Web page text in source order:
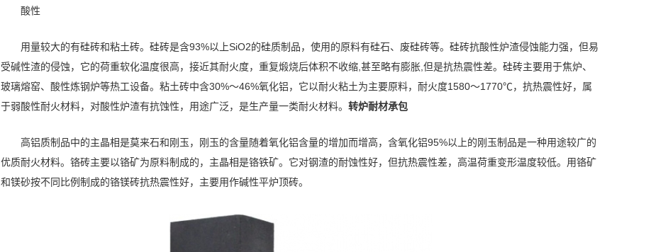
酸性
用量较大的有硅砖和粘土砖。硅砖是含93%以上SiO2的硅质制品，使用的原料有硅石、废硅砖等。硅砖抗酸性炉渣侵蚀能力强，但易
受碱性渣的侵蚀，它的荷重软化温度很高，接近其耐火度，重复煅烧后体积不收缩,甚至略有膨胀,但是抗热震性差。硅砖主要用于焦炉、
玻璃熔窑、酸性炼钢炉等热工设备。粘土砖中含30%～46%氧化铝，它以耐火粘土为主要原料，耐火度1580～1770℃，抗热震性好，属
于弱酸性耐火材料，对酸性炉渣有抗蚀性，用途广泛，是生产量一类耐火材料。 转炉耐材承包
高铝质制品中的主晶相是莫来石和刚玉，刚玉的含量随着氧化铝含量的增加而增高，含氧化铝95%以上的刚玉制品是一种用途较广的
优质耐火材料。铬砖主要以铬矿为原料制成的，主晶相是铬铁矿。它对钢渣的耐蚀性好，但抗热震性差，高温荷重变形温度较低。用铬矿
和镁砂按不同比例制成的铬镁砖抗热震性好，主要用作碱性平炉顶砖。